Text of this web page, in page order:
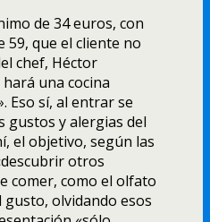
de 34 euros, con
59, que el cliente no
chef, Héctor
una cocina
Eso sí­, al entrar se
gustos y alergias del
el objetivo, según las
otros
comer, como el olfato
gusto, olvidando esos